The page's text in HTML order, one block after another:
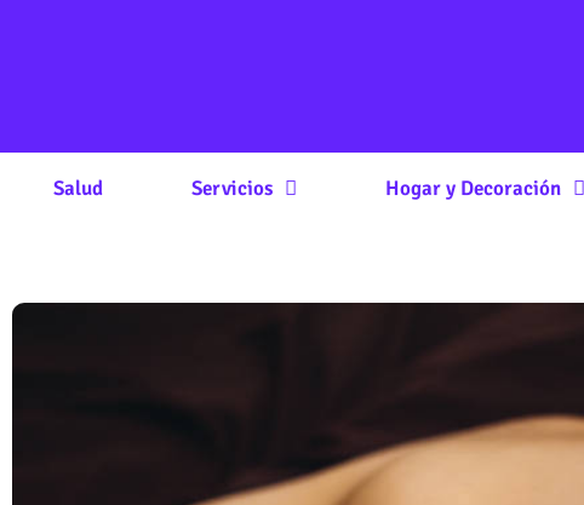
Salud Servicios Hogar y Decoración